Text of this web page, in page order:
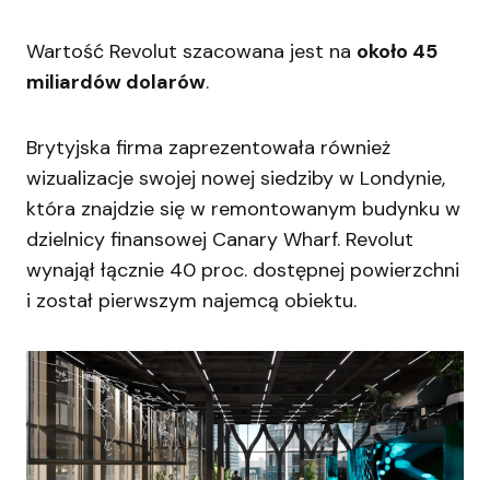
Wartość Revolut szacowana jest na około 45
miliardów dolarów.
Brytyjska firma zaprezentowała również
wizualizacje swojej nowej siedziby w Londynie,
która znajdzie się w remontowanym budynku w
dzielnicy finansowej Canary Wharf. Revolut
wynajął łącznie 40 proc. dostępnej powierzchni
i został pierwszym najemcą obiektu.